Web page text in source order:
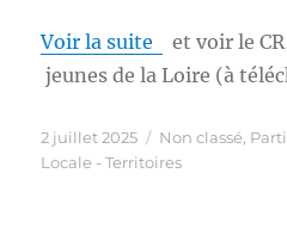
Voir la suite
et voir le
jeunes de la Loire (à
Publié
le
2 juillet 2025 Catégories
Non classé
Locale - Territoires